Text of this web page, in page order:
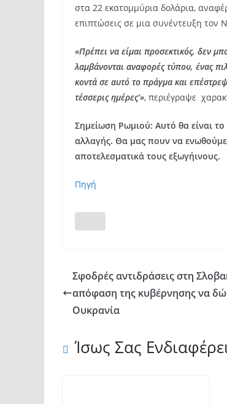
στα 22 εκατομμύρια δολάρια,
επιπτώσεις σε μια συνέντευξη τον
«Πρέπει να είμαι προσεκτικός, δεν
λαμβάνονται αναφορές τύπου, ένας
κοντά σε αυτό το πράγμα και
τέσσερις ημέρες’», περιέγραψε
Σημείωση Ρωμιού: Αυτό θα είναι
αλλαγής. Θα μας πουν να
αποτελεσματικά τους εξωγήινους.
Πηγή
Σφοδρές αντιδράσεις στη
απόφαση της κυβέρνησης να
Ουκρανία
Ίσως Σας